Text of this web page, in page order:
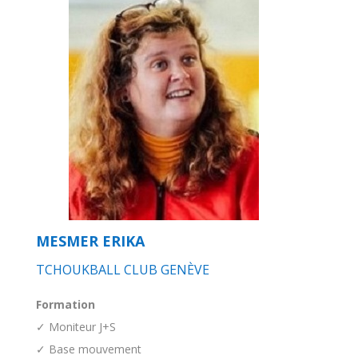
MESMER ERIKA
TCHOUKBALL CLUB GENÈVE
Formation
✓ Moniteur J+S
✓ Base mouvement